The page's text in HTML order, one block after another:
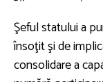
Şeful statului a
însoţit şi de
consolidare a